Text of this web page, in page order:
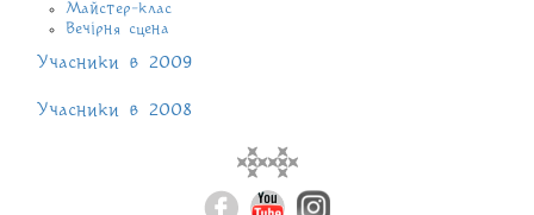
Майстер-клас
Вечірня сцена
Учасники в 2009
Учасники в 2008